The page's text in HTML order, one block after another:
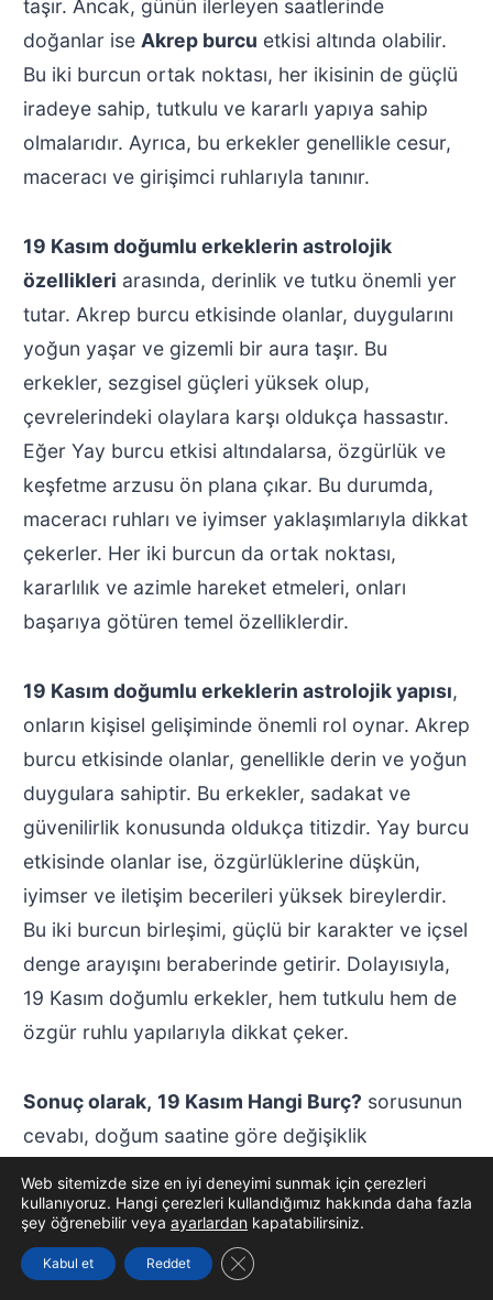
taşır. Ancak, günün ilerleyen saatlerinde
doğanlar ise Akrep burcu etkisi altında olabilir.
Bu iki burcun ortak noktası, her ikisinin de güçlü
iradeye sahip, tutkulu ve kararlı yapıya sahip
olmalarıdır. Ayrıca, bu erkekler genellikle cesur,
maceracı ve girişimci ruhlarıyla tanınır.
19 Kasım doğumlu erkeklerin astrolojik
özellikleri arasında, derinlik ve tutku önemli yer
tutar. Akrep burcu etkisinde olanlar, duygularını
yoğun yaşar ve gizemli bir aura taşır. Bu
erkekler, sezgisel güçleri yüksek olup,
çevrelerindeki olaylara karşı oldukça hassastır.
Eğer Yay burcu etkisi altındalarsa, özgürlük ve
keşfetme arzusu ön plana çıkar. Bu durumda,
maceracı ruhları ve iyimser yaklaşımlarıyla dikkat
çekerler. Her iki burcun da ortak noktası,
kararlılık ve azimle hareket etmeleri, onları
başarıya götüren temel özelliklerdir.
19 Kasım doğumlu erkeklerin astrolojik yapısı,
onların kişisel gelişiminde önemli rol oynar. Akrep
burcu etkisinde olanlar, genellikle derin ve yoğun
duygulara sahiptir. Bu erkekler, sadakat ve
güvenilirlik konusunda oldukça titizdir. Yay burcu
etkisinde olanlar ise, özgürlüklerine düşkün,
iyimser ve iletişim becerileri yüksek bireylerdir.
Bu iki burcun birleşimi, güçlü bir karakter ve içsel
denge arayışını beraberinde getirir. Dolayısıyla,
19 Kasım doğumlu erkekler, hem tutkulu hem de
özgür ruhlu yapılarıyla dikkat çeker.
Sonuç olarak, 19 Kasım Hangi Burç? sorusunun
cevabı, doğum saatine göre değişiklik
burçlarının özelliklerini taşır. Bu erkekler, sezgisel
güçleri, kararlılıkları ve maceracı ruhlarıyla öne
çıkar. Astrolojik açıdan, bu burçların birleşimi,
Web sitemizde size en iyi deneyimi sunmak için çerezleri
kullanıyoruz. Hangi çerezleri kullandığımız hakkında daha fazla
şey öğrenebilir veya ayarlardan kapatabilirsiniz.
Kabul et Reddet GDPR çerez şeridini kapat